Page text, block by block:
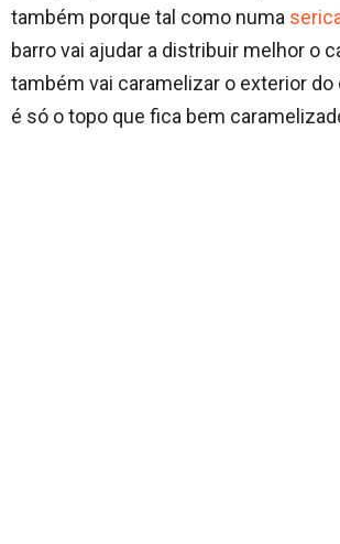
também porque tal como numa
barro vai ajudar a distribuir melhor o
também vai caramelizar o exterior do
é só o topo que fica bem